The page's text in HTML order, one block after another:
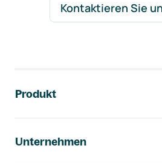
Kontaktieren Sie
Produkt
Unternehmen